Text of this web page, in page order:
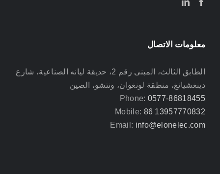
معلومات الاتصال
الطابق الثالث، المبنى رقم 2، حديقة ليانه الصناعية، شارع
دينغشيانغ، منطقة لونغوان، ونتشو، الصين
Phone: 0577-86818455
Mobile: 86 13957770832
Email: info@elonelec.com